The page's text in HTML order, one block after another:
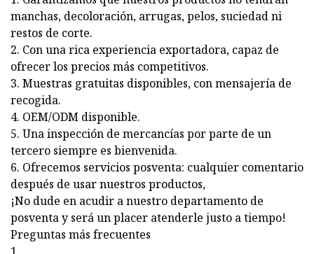
manchas, decoloración, arrugas, pelos, suciedad ni
restos de corte.
2. Con una rica experiencia exportadora, capaz de
ofrecer los precios más competitivos.
3. Muestras gratuitas disponibles, con mensajería de
recogida.
4. OEM/ODM disponible.
5. Una inspección de mercancías por parte de un
tercero siempre es bienvenida.
6. Ofrecemos servicios posventa: cualquier comentario
después de usar nuestros productos,
¡No dude en acudir a nuestro departamento de
posventa y será un placer atenderle justo a tiempo!
Preguntas más frecuentes